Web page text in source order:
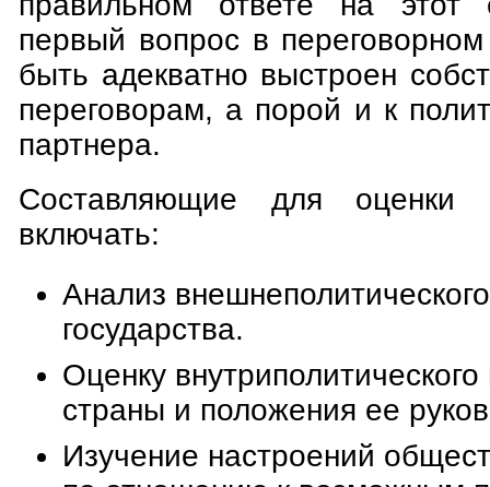
первый вопрос в
быть адекватно выстроен
переговорам, а порой и к
партнера.
Составляющие для оценки
включать:
Анализ
государства.
Оценку
страны и положения ее
Изучение настроений